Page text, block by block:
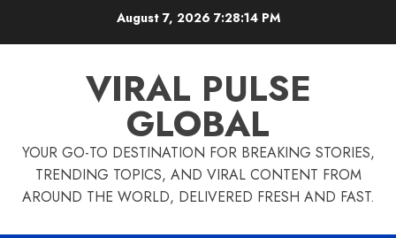
August 7, 2026 7:28:15 PM
VIRAL PULSE
GLOBAL
YOUR GO-TO DESTINATION FOR BREAKING STORIES,
TRENDING TOPICS, AND VIRAL CONTENT FROM
AROUND THE WORLD, DELIVERED FRESH AND FAST.